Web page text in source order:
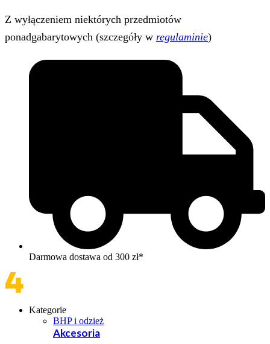
Z wyłączeniem niektórych przedmiotów
ponadgabarytowych (szczegóły w regulaminie)
Darmowa dostawa od 300 zł*
Kategorie
BHP i odzież
Akcesoria